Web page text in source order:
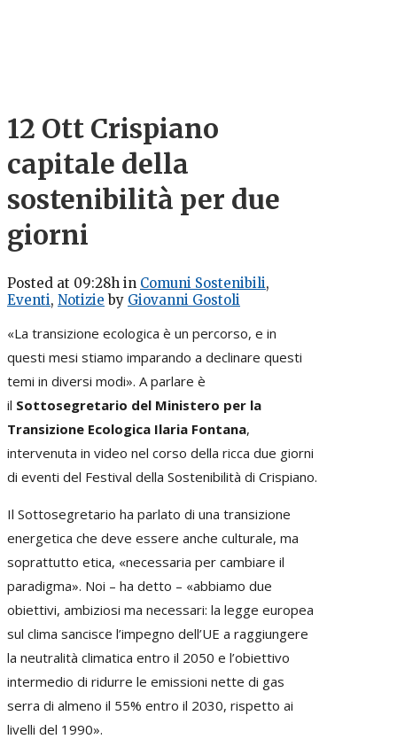
12 Ott Crispiano
capitale della
sostenibilità per due
giorni
Posted at 09:28h in Comuni Sostenibili,
Eventi, Notizie by Giovanni Gostoli
«La transizione ecologica è un percorso, e in
questi mesi stiamo imparando a declinare questi
temi in diversi modi». A parlare è
il Sottosegretario del Ministero per la
Transizione Ecologica Ilaria Fontana,
intervenuta in video nel corso della ricca due giorni
di eventi del Festival della Sostenibilità di Crispiano.
Il Sottosegretario ha parlato di una transizione
energetica che deve essere anche culturale, ma
soprattutto etica, «necessaria per cambiare il
paradigma». Noi – ha detto – «abbiamo due
obiettivi, ambiziosi ma necessari: la legge europea
sul clima sancisce l’impegno dell’UE a raggiungere
la neutralità climatica entro il 2050 e l’obiettivo
intermedio di ridurre le emissioni nette di gas
serra di almeno il 55% entro il 2030, rispetto ai
livelli del 1990».